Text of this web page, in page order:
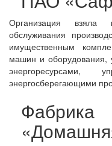
Организация
обслуживания
имущественным
машин и оборудования,
энергоресурсами,
энергосберегающими